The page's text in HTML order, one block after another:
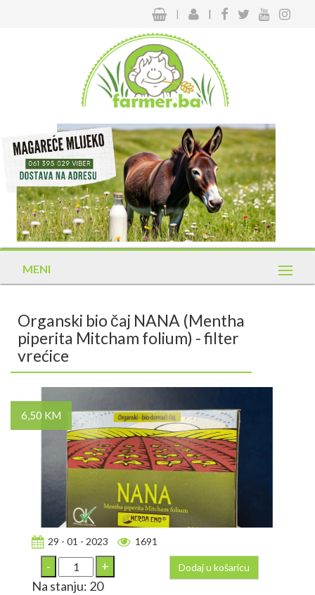
| |
MENI
Organski bio čaj NANA (Mentha
piperita Mitcham folium) - filter
vrećice
6,50 KM
29 - 01 - 2023 1691
Dodaj u košaricu
Na stanju: 20